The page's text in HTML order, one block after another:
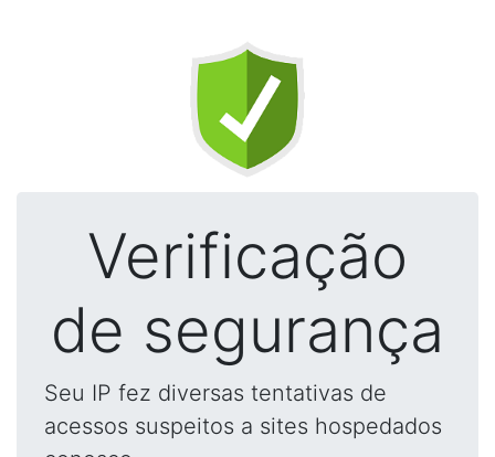
Verificação
de segurança
Seu IP fez diversas tentativas de
acessos suspeitos a sites hospedados